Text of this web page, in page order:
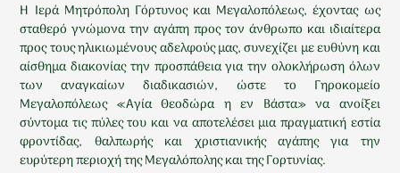
Η Ιερά Μητρόπολη Γόρτυνος και Μεγαλοπόλεως, έχοντας ως
σταθερό γνώμονα την αγάπη προς τον άνθρωπο και ιδιαίτερα
προς τους ηλικιωμένους αδελφούς μας, συνεχίζει με ευθύνη και
αίσθημα διακονίας την προσπάθεια για την ολοκλήρωση όλων
των αναγκαίων διαδικασιών, ώστε το Γηροκομείο
Μεγαλοπόλεως «Αγία Θεοδώρα η εν Βάστα» να ανοίξει
σύντομα τις πύλες του και να αποτελέσει μια πραγματική εστία
φροντίδας, θαλπωρής και χριστιανικής αγάπης για την
ευρύτερη περιοχή της Μεγαλόπολης και της Γορτυνίας.